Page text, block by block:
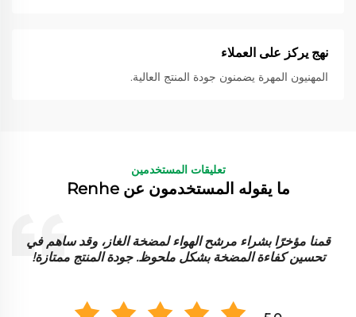
نهج يركز على العملاء
المهنيون المهرة يضمنون جودة المنتج العالية.
تعليقات المستخدمين
ما يقوله المستخدمون عن Renhe
قمنا مؤخرًا بشراء مرشح الهواء لمضخة الغاز، وقد ساهم في
تحسين كفاءة المضخة بشكل ملحوظ. جودة المنتج ممتازة!